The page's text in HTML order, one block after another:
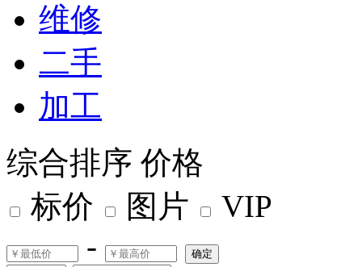
维修
二手
加工
综合排序 价格
标价
图片
VIP
-
确定